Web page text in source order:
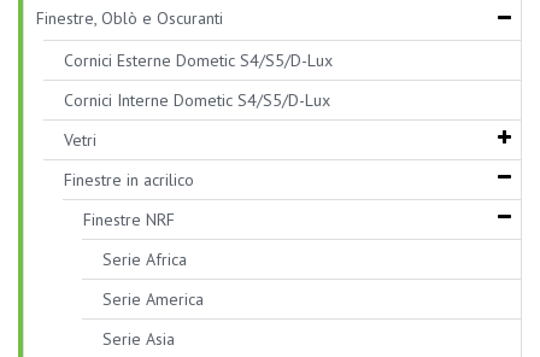
Finestre, Oblò e Oscuranti
Cornici Esterne Dometic S4/S5/D-Lux
Cornici Interne Dometic S4/S5/D-Lux
Vetri
Finestre in acrilico
Finestre NRF
Serie Africa
Serie America
Serie Asia